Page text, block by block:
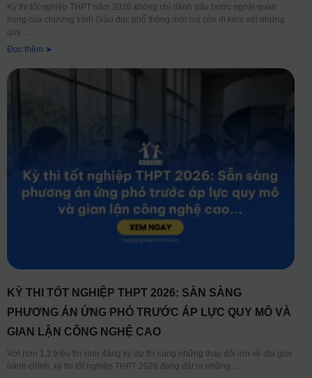
Kỳ thi tốt nghiệp THPT năm 2026 không chỉ đánh dấu bước ngoặt quan
trọng của chương trình Giáo dục phổ thông mới mà còn đi kèm với những
quy
Đọc thêm ➤
KỲ THI TỐT NGHIỆP THPT 2026: SẴN SÀNG
PHƯƠNG ÁN ỨNG PHÓ TRƯỚC ÁP LỰC QUY MÔ VÀ
GIAN LẬN CÔNG NGHỆ CAO
Với hơn 1,2 triệu thí sinh đăng ký dự thi cùng những thay đổi lớn về địa giới
hành chính, kỳ thi tốt nghiệp THPT 2026 đang đặt ra những